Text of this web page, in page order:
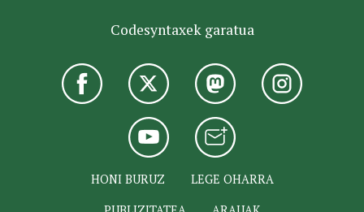
Codesyntaxek garatua
HONI BURUZ
LEGE OHARRA